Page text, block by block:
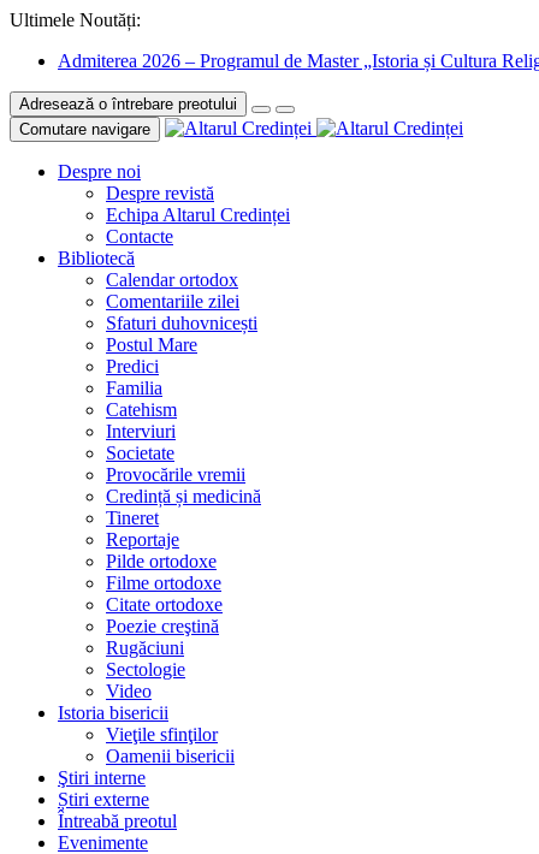
Ultimele Noutăți:
Admiterea 2026 – Programul de Master „Istoria și Cultura
Adresează o întrebare preotului
Comutare navigare
Despre noi
Despre revistă
Echipa Altarul Credinței
Contacte
Bibliotecă
Calendar ortodox
Comentariile zilei
Sfaturi duhovnicești
Postul Mare
Predici
Familia
Catehism
Interviuri
Societate
Provocările vremii
Credință și medicină
Tineret
Reportaje
Pilde ortodoxe
Filme ortodoxe
Citate ortodoxe
Poezie creştină
Rugăciuni
Sectologie
Video
Istoria bisericii
Vieţile sfinţilor
Oamenii bisericii
Ştiri interne
Știri externe
Întreabă preotul
Evenimente